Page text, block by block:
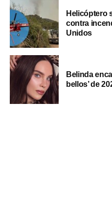
Helicóptero
contra
Unidos
Belinda
bellos’ de